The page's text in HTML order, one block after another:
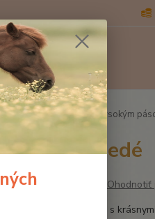
Rajtky Mona s vysokým
pásom šedé
Ohodnotiť
Rebelské nohavice s